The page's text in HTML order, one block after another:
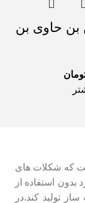
بن حاوی بن
که شکلات های
استفاده از
تولید کند.در